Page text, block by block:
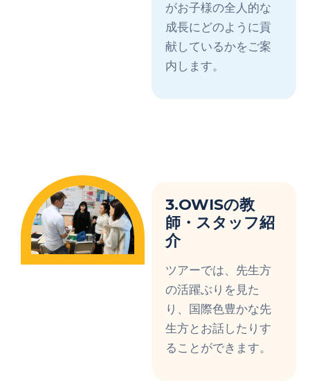
がお子様の全人的な
成長にどのように貢
献しているかをご案
内します。
3.OWISの教
師・スタッフ紹
介
ツアーでは、先生方
の活躍ぶりを見た
り、国際色豊かな先
生方とお話したりす
ることができます。